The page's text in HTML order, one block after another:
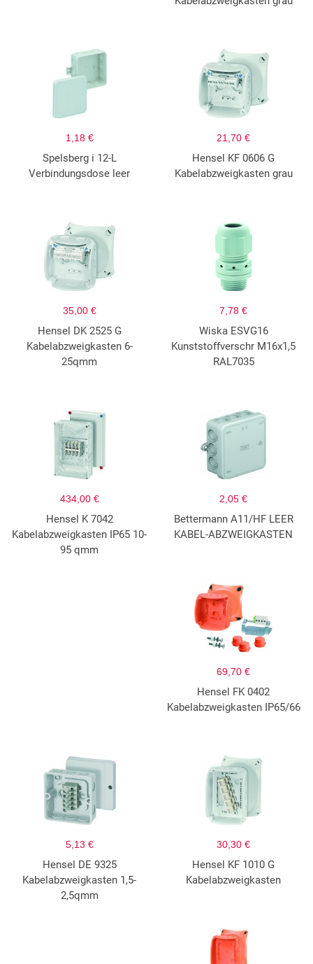
1,18 €
Spelsberg i 12-L
Verbindungsdose leer
21,70 €
Hensel KF 0606 G
Kabelabzweigkasten grau
35,00 €
Hensel DK 2525 G
Kabelabzweigkasten 6-
25qmm
7,78 €
Wiska ESVG16
Kunststoffverschr M16x1,5
RAL7035
434,00 €
Hensel K 7042
Kabelabzweigkasten IP65 10-
95 qmm
2,05 €
Bettermann A11/HF LEER
KABEL-ABZWEIGKASTEN
69,70 €
Hensel FK 0402
Kabelabzweigkasten IP65/66
5,13 €
Hensel DE 9325
Kabelabzweigkasten 1,5-
2,5qmm
30,30 €
Hensel KF 1010 G
Kabelabzweigkasten